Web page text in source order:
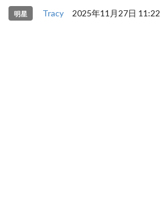
明星 Tracy 2025年11月27日 11:22